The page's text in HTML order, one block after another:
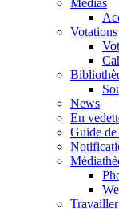
Médias
News
En
Guide de